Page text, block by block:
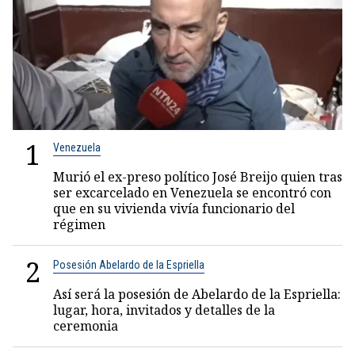
1 Venezuela
Murió el ex-preso político José Breijo quien tras
ser excarcelado en Venezuela se encontró con
que en su vivienda vivía funcionario del
régimen
2 Posesión Abelardo de la Espriella
Así será la posesión de Abelardo de la Espriella:
lugar, hora, invitados y detalles de la
ceremonia